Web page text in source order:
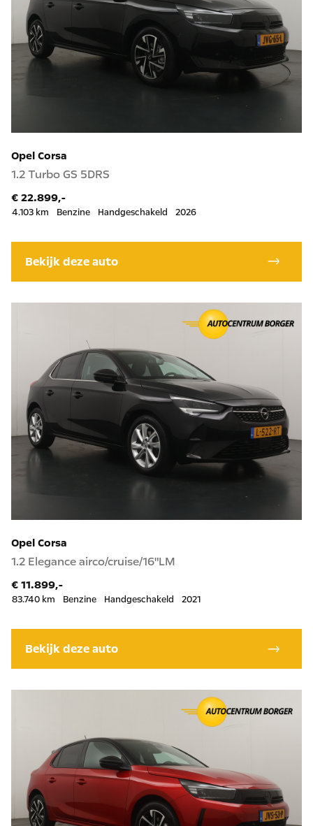
Opel Corsa
1.2 Turbo GS 5DRS
€ 22.899,-
4.103 km Benzine Handgeschakeld 2026
Bekijk deze auto
Opel Corsa
1.2 Elegance airco/cruise/16"LM
€ 11.899,-
83.740 km Benzine Handgeschakeld 2021
Bekijk deze auto